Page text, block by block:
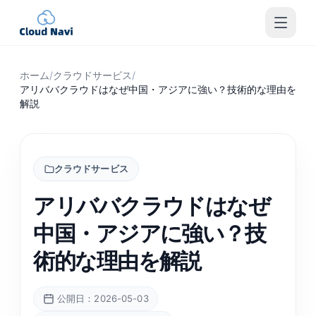
ホーム/クラウドサービス/
アリババクラウドはなぜ中国・アジアに強い？技術的な理由を
解説
クラウドサービス
アリババクラウドはなぜ
中国・アジアに強い？技
術的な理由を解説
公開日：2026-05-03